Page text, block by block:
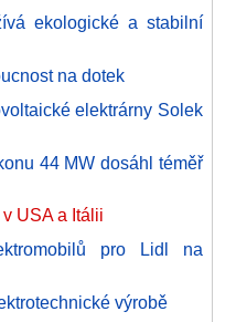
ekologické a stabilní
na dotek
elektrárny Solek
44 MW dosáhl téměř
USA a Itálii
pro Lidl na
výrobě